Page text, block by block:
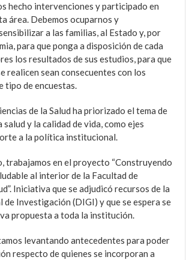
hecho intervenciones y participado en
área. Debemos ocuparnos y
a las familias, al Estado y, por
para que ponga a disposición de cada
los resultados de sus estudios, para que
realicen sean consecuentes con los
tipo de encuestas.
de la Salud ha priorizado el tema de
salud y la calidad de vida, como ejes
a la política institucional.
trabajamos en el proyecto “Construyendo
al interior de la Facultad de
Iniciativa que se adjudicó recursos de la
de Investigación (DIGI) y que se espera se
propuesta a toda la institución.
levantando antecedentes para poder
respecto de quienes se incorporan a